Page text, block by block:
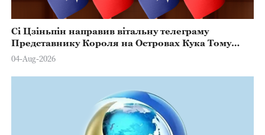
Сі Цзіньпін направив вітальну телеграму
Представнику Короля на Островах Кука Тому
Марстерсу з нагоди Дня Конституції
04-Aug-2026